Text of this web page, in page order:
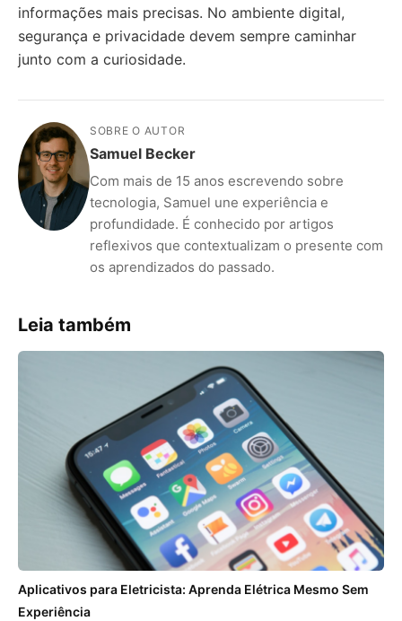
informações mais precisas. No ambiente digital,
segurança e privacidade devem sempre caminhar
junto com a curiosidade.
SOBRE O AUTOR
Samuel Becker
Com mais de 15 anos escrevendo sobre
tecnologia, Samuel une experiência e
profundidade. É conhecido por artigos
reflexivos que contextualizam o presente com
os aprendizados do passado.
Leia também
Aplicativos para Eletricista: Aprenda Elétrica Mesmo Sem
Experiência